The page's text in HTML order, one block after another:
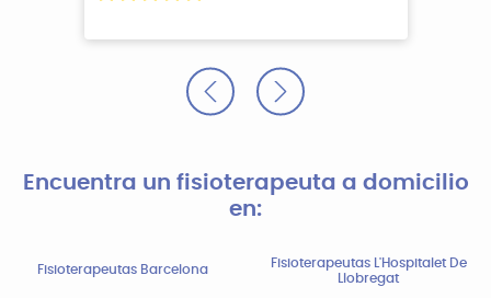
Encuentra un fisioterapeuta a domicilio
en:
Fisioterapeutas Barcelona
Fisioterapeutas L'Hospitalet De
Llobregat